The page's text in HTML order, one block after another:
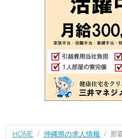
HOME 沖縄県の求人情報 那